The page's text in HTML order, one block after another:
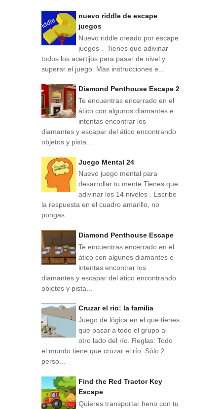
nuevo riddle de escape
juegos
Nuevo riddle creado por escape
juegos . Tienes que adivinar
todos los acertijos para pasar de nivel y
superar el juego. Mas instrucciones e...
Diamond Penthouse Escape 2
Te encuentras encerrado en el
ático con algunos diamantes e
intentas encontrar los
diamantes y escapar del ático encontrando
objetos y pista...
Juego Mental 24
Nuevo juego mental para
desarrollar tu mente Tienes que
adivinar los 14 niveles . Escribe
la respuesta en el cuadro amarillo, no
pongas ...
Diamond Penthouse Escape
Te encuentras encerrado en el
ático con algunos diamantes e
intentas encontrar los
diamantes y escapar del ático encontrando
objetos y pista...
Cruzar el rio: la familia
Juego de lógica en el que tienes
que pasar a todo el grupo al
otro lado del río. Reglas: Todo
el mundo tiene que cruzar el río. Sólo 2
perso...
Find the Red Tractor Key
Escape
Quieres transportar heno con tu